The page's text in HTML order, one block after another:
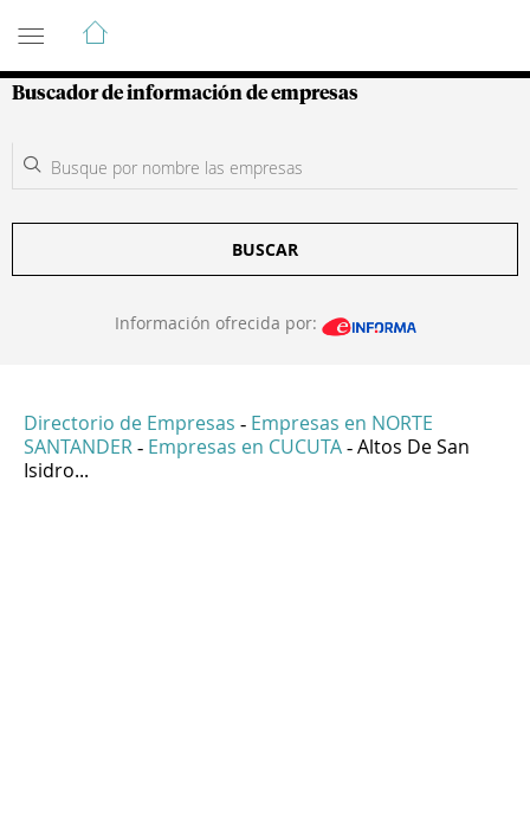
Guía de Empresas Colombianas
Buscador de información de empresas
BUSCAR
Información ofrecida por:
Directorio de Empresas - Empresas en NORTE
SANTANDER - Empresas en CUCUTA - Altos De San
Isidro...